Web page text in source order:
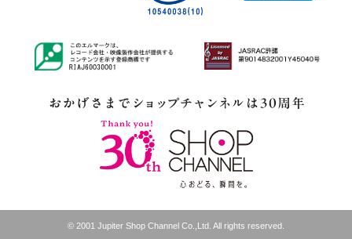
© 2001 Jupiter Shop Channel Co.,Ltd. All rights reserved.